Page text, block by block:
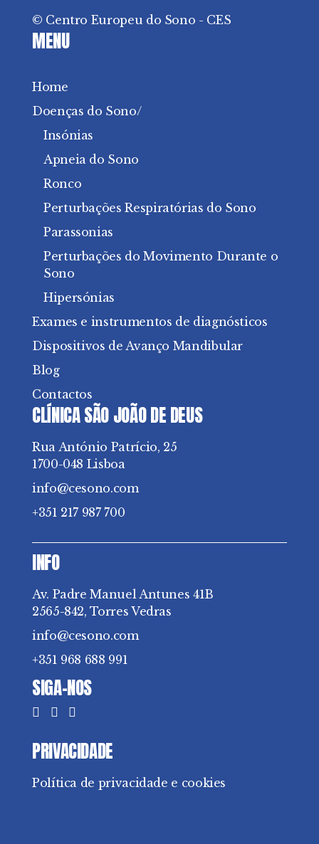
© Centro Europeu do Sono - CES
MENU
Home
Doenças do Sono/
Insónias
Apneia do Sono
Ronco
Perturbações Respiratórias do Sono
Parassonias
Perturbações do Movimento Durante o
Sono
Hipersónias
Exames e instrumentos de diagnósticos
Dispositivos de Avanço Mandibular
Blog
Contactos
CLÍNICA SÃO JOÃO DE DEUS
Rua António Patrício, 25
1700-048 Lisboa
info@cesono.com
+351 217 987 700
INFO
Av. Padre Manuel Antunes 41B
2565-842, Torres Vedras
info@cesono.com
+351 968 688 991
SIGA-NOS
PRIVACIDADE
Política de privacidade e cookies